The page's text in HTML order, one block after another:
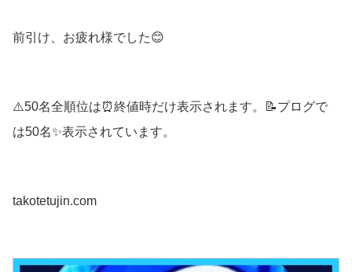
前引け、お疲れ様でした😊
⚠️50名全順位は⏰終値時だけ表示されます。📝プログで
は50名✨表示されています。
takotetujin.com